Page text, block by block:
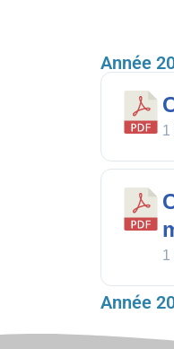
Année
1
1
Année